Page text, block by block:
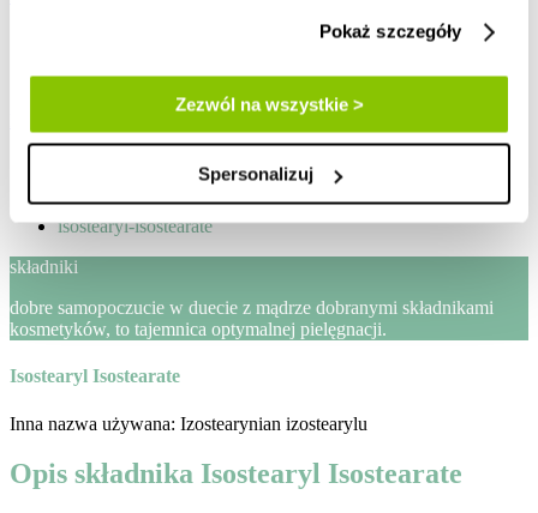
Pokaż szczegóły
Zezwól na wszystkie >
Spersonalizuj
Lista życzeń
skladniki-kosmetykow
isostearyl-isostearate
składniki
dobre samopoczucie w duecie z mądrze dobranymi składnikami
kosmetyków, to tajemnica optymalnej pielęgnacji.
Isostearyl Isostearate
Inna nazwa używana: Izostearynian izostearylu
Opis składnika Isostearyl Isostearate